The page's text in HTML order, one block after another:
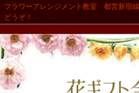
フラワーアレンジメント教室 都営新宿
どうぞ！